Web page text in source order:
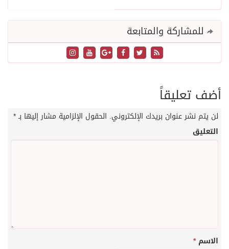
للمشاركة والمتابعة
أضف تعليقاً
لن يتم نشر عنوان بريدك الإلكتروني. الحقول الإلزامية مشار إليها بـ*
التعليق
الاسم*